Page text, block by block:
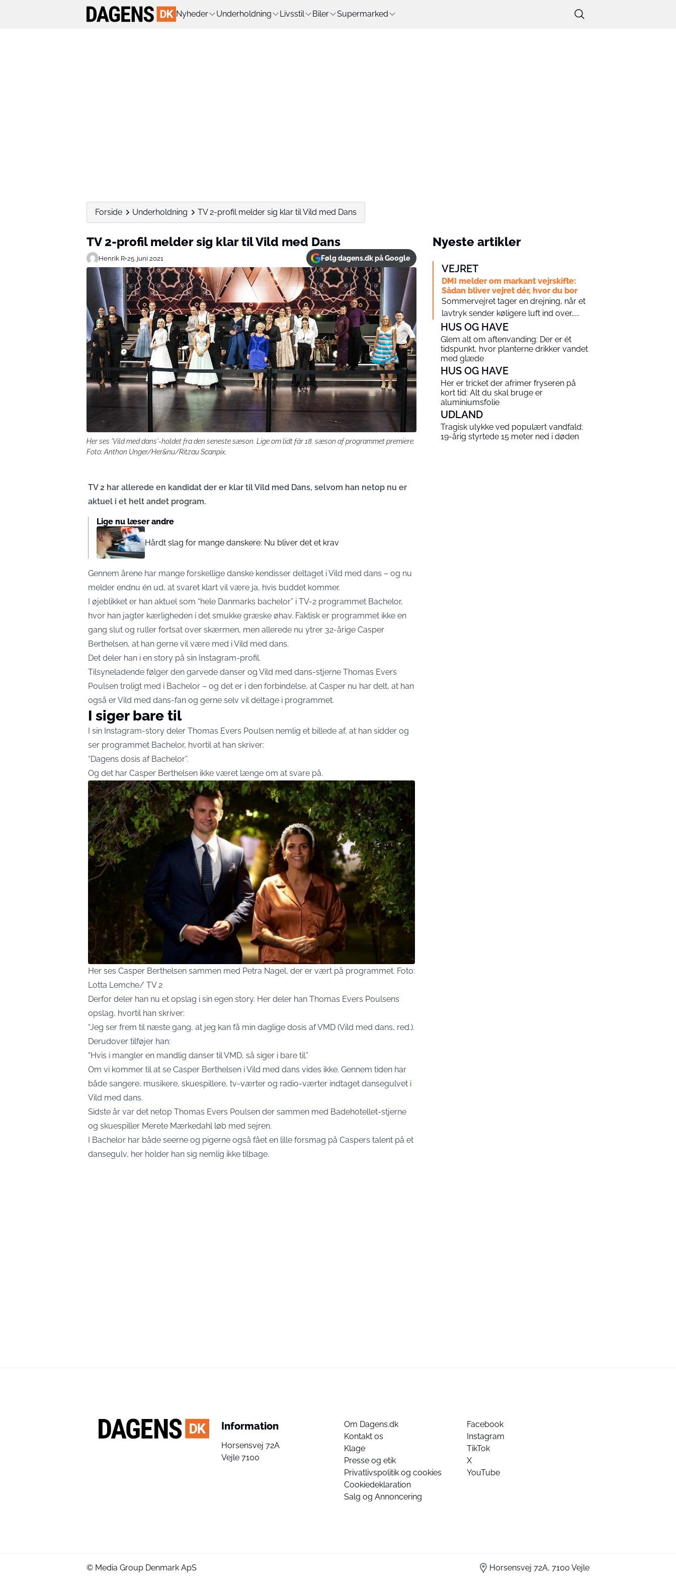
Nyheder Underholdning Livsstil Biler Supermarked
Forside Underholdning TV 2-profil melder sig klar til Vild med Dans
TV 2-profil melder sig klar til Vild med Dans
Henrik R•25. juni 2021 Følg dagens.dk på Google
Her ses 'Vild med dans'-holdet fra den seneste sæson. Lige om lidt får 18. sæson af programmet premiere.
Foto: Anthon Unger/Her&nu/Ritzau Scanpix.
TV 2 har allerede en kandidat der er klar til Vild med Dans, selvom han netop nu er
aktuel i et helt andet program.
Lige nu læser andre
Hårdt slag for mange danskere: Nu bliver det et krav
Gennem årene har mange forskellige danske kendisser deltaget i Vild med dans – og nu
melder endnu én ud, at svaret klart vil være ja, hvis buddet kommer.
I øjeblikket er han aktuel som “hele Danmarks bachelor” i TV-2 programmet Bachelor,
hvor han jagter kærligheden i det smukke græske øhav. Faktisk er programmet ikke en
gang slut og ruller fortsat over skærmen, men allerede nu ytrer 32-årige Casper
Berthelsen, at han gerne vil være med i Vild med dans.
Det deler han i en story på sin Instagram-profil.
Tilsyneladende følger den garvede danser og Vild med dans-stjerne Thomas Evers
Poulsen troligt med i Bachelor – og det er i den forbindelse, at Casper nu har delt, at han
også er Vild med dans-fan og gerne selv vil deltage i programmet.
I siger bare til
I sin Instagram-story deler Thomas Evers Poulsen nemlig et billede af, at han sidder og
ser programmet Bachelor, hvortil at han skriver:
“Dagens dosis af Bachelor”.
Og det har Casper Berthelsen ikke været længe om at svare på.
Her ses Casper Berthelsen sammen med Petra Nagel, der er vært på programmet. Foto:
Lotta Lemche/ TV 2
Derfor deler han nu et opslag i sin egen story. Her deler han Thomas Evers Poulsens
opslag, hvortil han skriver:
“Jeg ser frem til næste gang, at jeg kan få min daglige dosis af VMD (Vild med dans, red.).
Derudover tilføjer han:
“Hvis i mangler en mandlig danser til VMD, så siger i bare til.”
Om vi kommer til at se Casper Berthelsen i Vild med dans vides ikke. Gennem tiden har
både sangere, musikere, skuespillere, tv-værter og radio-værter indtaget dansegulvet i
Vild med dans.
Sidste år var det netop Thomas Evers Poulsen der sammen med Badehotellet-stjerne
og skuespiller Merete Mærkedahl løb med sejren.
I Bachelor har både seerne og pigerne også fået en lille forsmag på Caspers talent på et
dansegulv, her holder han sig nemlig ikke tilbage.
Nyeste artikler
VEJRET
DMI melder om markant vejrskifte:
Sådan bliver vejret dér, hvor du bor
Sommervejret tager en drejning, når et
lavtryk sender køligere luft ind over…...
HUS OG HAVE
Glem alt om aftenvanding: Der er ét
tidspunkt, hvor planterne drikker vandet
med glæde
HUS OG HAVE
Her er tricket der afrimer fryseren på
kort tid: Alt du skal bruge er
aluminiumsfolie
UDLAND
Tragisk ulykke ved populært vandfald:
19-årig styrtede 15 meter ned i døden
Information
Horsensvej 72A
Vejle 7100
Om Dagens.dk
Kontakt os
Klage
Presse og etik
Privatlivspolitik og cookies
Cookiedeklaration
Salg og Annoncering
Facebook
Instagram
TikTok
X
YouTube
© Media Group Denmark ApS Horsensvej 72A, 7100 Vejle